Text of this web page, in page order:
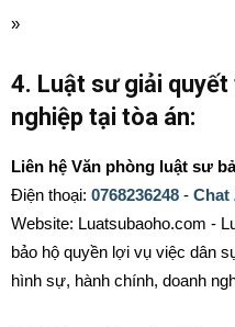
»
4. Luật sư giải
nghiệp tại tòa án:
Liên hệ Văn phòng luật sư
Điện thoại: 0768236248 - Chat
Website: Luatsubaoho.com -
bảo hộ quyền lợi vụ việc dân
hình sự, hành chính, doanh